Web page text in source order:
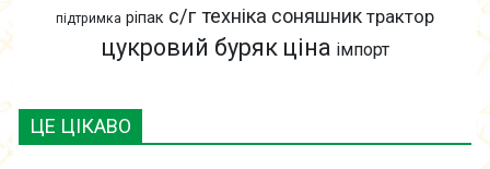
ЦЕ ЦІКАВО
підтримка ріпак с/г техніка соняшник трактор
цукровий буряк ціна імпорт